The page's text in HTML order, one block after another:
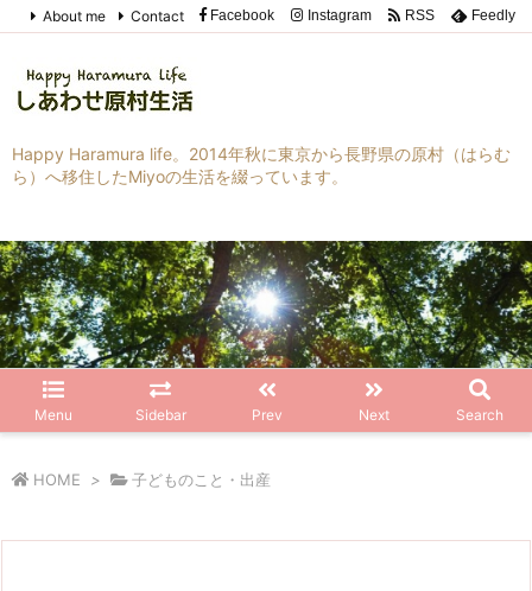
Happy Haramura life。2014年秋に東京から長野県の原村（はらむ
ら）へ移住したMiyoの生活を綴っています。
Menu Sidebar Prev Next Search
About me Contact Facebook Instagram RSS Feedly
HOME > 子どものこと・出産